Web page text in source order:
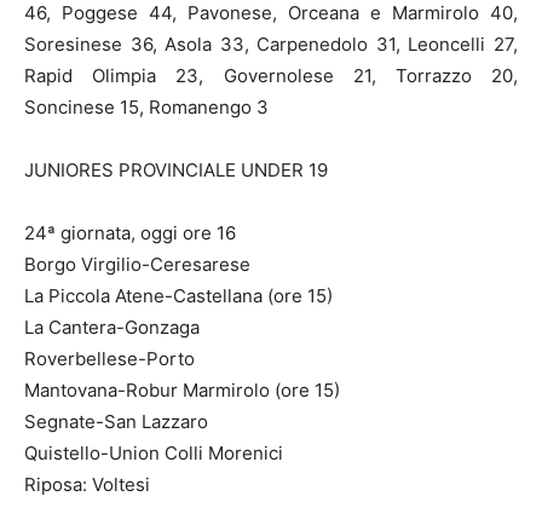
46, Poggese 44, Pavonese, Orceana e Marmirolo 40,
Soresinese 36, Asola 33, Carpenedolo 31, Leoncelli 27,
Rapid Olimpia 23, Governolese 21, Torrazzo 20,
Soncinese 15, Romanengo 3
JUNIORES PROVINCIALE UNDER 19
24ª giornata, oggi ore 16
Borgo Virgilio-Ceresarese
La Piccola Atene-Castellana (ore 15)
La Cantera-Gonzaga
Roverbellese-Porto
Mantovana-Robur Marmirolo (ore 15)
Segnate-San Lazzaro
Quistello-Union Colli Morenici
Riposa: Voltesi